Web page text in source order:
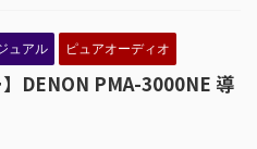
ュアル ピュアオーディオ
】DENON PMA-3000NE 導